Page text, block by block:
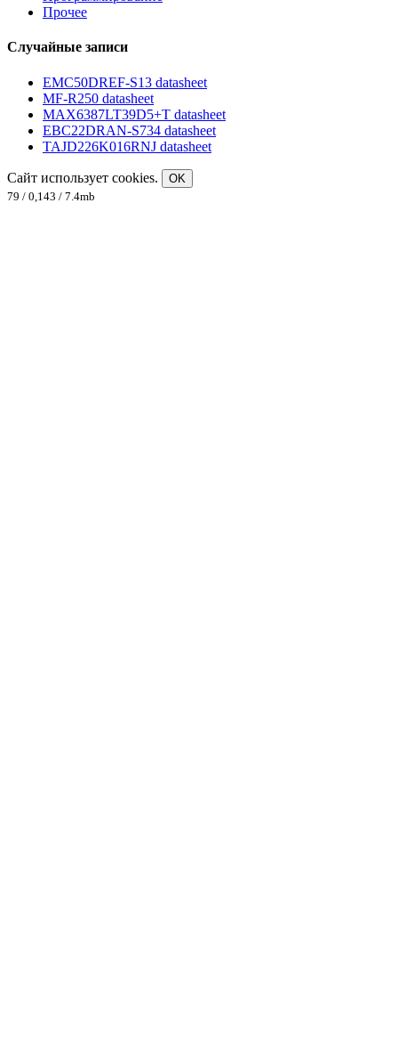
Прочее
Случайные записи
EMC50DREF-S13 datasheet
MF-R250 datasheet
MAX6387LT39D5+T datasheet
EBC22DRAN-S734 datasheet
TAJD226K016RNJ datasheet
Сайт использует cookies.
OK
79 / 0,143 / 7.4mb